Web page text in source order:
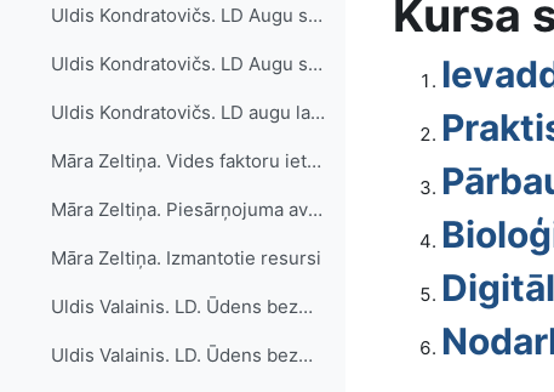
Uldis Kondratovičs. LD Augu stumbra un saknes primārā uzbūve.
Uldis Kondratovičs. LD Augu stumbra un saknes sekundārā uzbūve
Uldis Kondratovičs. LD augu lapas anatomiskā uzbūve. Lapu koku un skuju koku lapas uzbūves īpatnības saistībā ar to funkciju specifiku
Māra Zeltiņa. Vides faktoru ietekme uz organismu mijiedarbību un ekosistēmu stabilitāti
Māra Zeltiņa. Piesārņojuma avotu un to ietekmes uz organismiem
Māra Zeltiņa. Izmantotie resursi
Uldis Valainis. LD. Ūdens bezmugurkaulnieku daudzveidība (izmantojot attēlus)
Uldis Valainis. LD. Ūdens bezmugurkaulnieku daudzveidība (izmantojot dabas paraugus)
Kursa